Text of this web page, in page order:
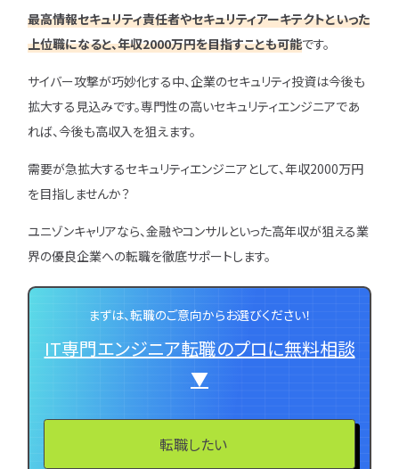
最高情報セキュリティ責任者やセキュリティアーキテクトといった
上位職になると、年収2000万円を目指すことも可能です。
サイバー攻撃が巧妙化する中、企業のセキュリティ投資は今後も
拡大する見込みです。専門性の高いセキュリティエンジニアであ
れば、今後も高収入を狙えます。
需要が急拡大するセキュリティエンジニアとして、年収2000万円
を目指しませんか？
ユニゾンキャリアなら、金融やコンサルといった高年収が狙える業
界の優良企業への転職を徹底サポートします。
まずは、転職のご意向からお選びください！
IT専門エンジニア転職のプロに無料相談
▼
転職したい